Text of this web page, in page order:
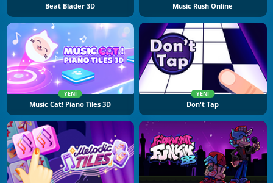
Beat Blader 3D Music Rush Online
YENI
Music Cat! Piano Tiles 3D
YENI
Don't Tap